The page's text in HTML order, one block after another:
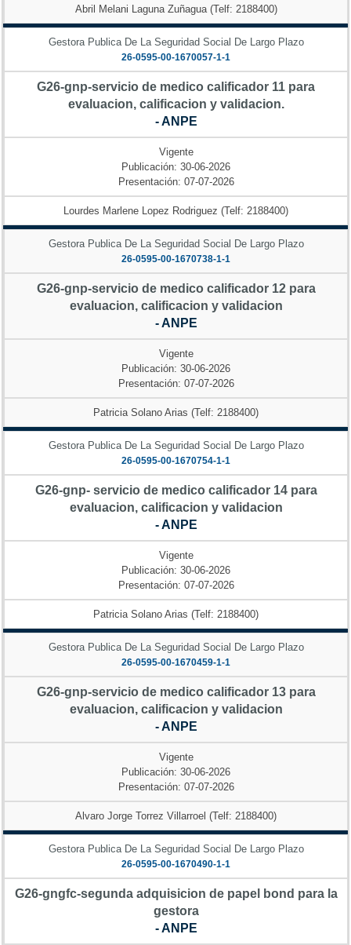
Abril Melani Laguna Zuñagua (Telf: 2188400)
Gestora Publica De La Seguridad Social De Largo Plazo
26-0595-00-1670057-1-1
G26-gnp-servicio de medico calificador 11 para
evaluacion, calificacion y validacion.
- ANPE
Vigente
Publicación: 30-06-2026
Presentación: 07-07-2026
Lourdes Marlene Lopez Rodriguez (Telf: 2188400)
Gestora Publica De La Seguridad Social De Largo Plazo
26-0595-00-1670738-1-1
G26-gnp-servicio de medico calificador 12 para
evaluacion, calificacion y validacion
- ANPE
Vigente
Publicación: 30-06-2026
Presentación: 07-07-2026
Patricia Solano Arias (Telf: 2188400)
Gestora Publica De La Seguridad Social De Largo Plazo
26-0595-00-1670754-1-1
G26-gnp- servicio de medico calificador 14 para
evaluacion, calificacion y validacion
- ANPE
Vigente
Publicación: 30-06-2026
Presentación: 07-07-2026
Patricia Solano Arias (Telf: 2188400)
Gestora Publica De La Seguridad Social De Largo Plazo
26-0595-00-1670459-1-1
G26-gnp-servicio de medico calificador 13 para
evaluacion, calificacion y validacion
- ANPE
Vigente
Publicación: 30-06-2026
Presentación: 07-07-2026
Alvaro Jorge Torrez Villarroel (Telf: 2188400)
Gestora Publica De La Seguridad Social De Largo Plazo
26-0595-00-1670490-1-1
G26-gngfc-segunda adquisicion de papel bond para la
gestora
- ANPE